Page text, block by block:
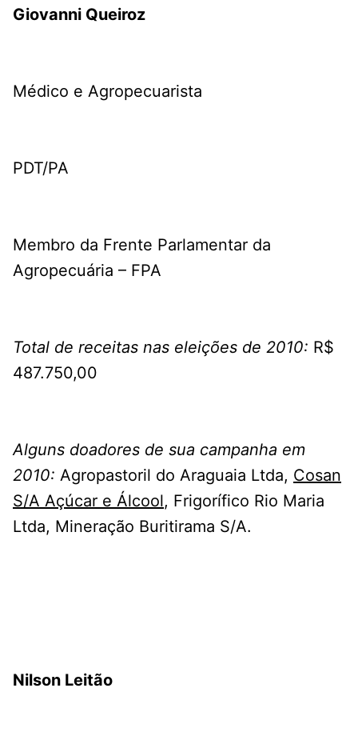
Giovanni Queiroz
Médico e Agropecuarista
PDT/PA
Membro da Frente Parlamentar da
Agropecuária – FPA
Total de receitas nas eleições de 2010: R$
487.750,00
Alguns doadores de sua campanha em
2010: Agropastoril do Araguaia Ltda, Cosan
S/A Açúcar e Álcool, Frigorífico Rio Maria
Ltda, Mineração Buritirama S/A.
Nilson Leitão